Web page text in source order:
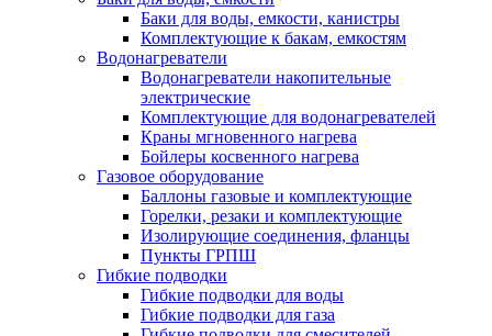
Баки для воды, емкости, канистры
Комплектующие к бакам, емкостям
Водонагреватели
Водонагреватели накопительные
электрические
Комплектующие для водонагревателей
Краны мгновенного нагрева
Бойлеры косвенного нагрева
Газовое оборудование
Баллоны газовые и комплектующие
Горелки, резаки и комплектующие
Изолирующие соединения, фланцы
Пункты ГРПШ
Гибкие подводки
Гибкие подводки для воды
Гибкие подводки для газа